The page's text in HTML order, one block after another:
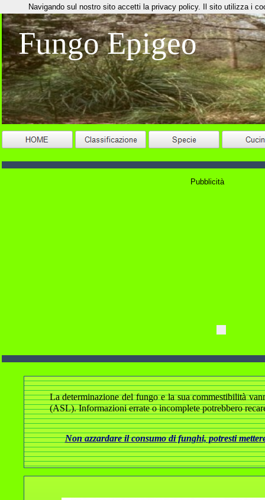
Fungo Epigeo
Pubblicità
La determinazione del fungo e la sua commestibilità
(ASL). Informazioni errate o incomplete potrebbero
Non azzardare il consumo di funghi, potresti
Navigando sul nostro sito accetti la privacy policy. Il sito utilizza i